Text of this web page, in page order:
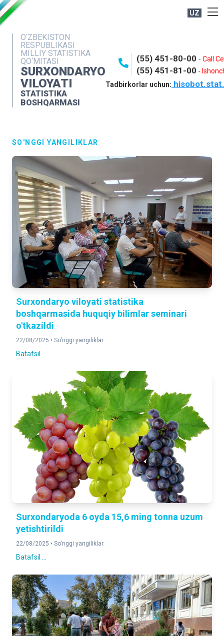
UZ
O‘ZBEKISTON
RESPUBLIKASI
MILLIY STATISTIKA
QO‘MITASI
SURXONDARYO
VILOYATI
STATISTIKA
BOSHQARMASI
(55) 451-80-00 -Call
(55) 451-81-00 -
Tadbirkorlar uchun:
OCHIQ MA'LUMOTLAR
NASHRLAR
INTERAKTIV XIZMATLAR
MATBUOT XIZMATI
SO'NGGI YANGILIKLAR
Surxondaryo viloyati statistika
boshqarmasida huquqiy bilimlar seminari
o'tkazildi
22/08/2025 • So'nggi yangiliklar
Batafsil ...
Surxondaryoda 6 oyda 15,6 ming tonna uzum
yetishtirildi
22/08/2025 • So'nggi yangiliklar
Batafsil ...